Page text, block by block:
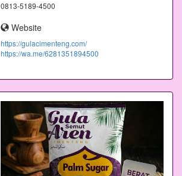
0813-5189-4500
Website
https://gulacimenteng.com/
https://wa.me/6281351894500